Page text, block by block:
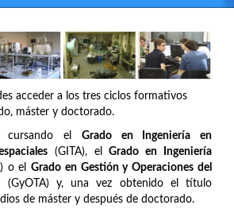
acceder a los tres ciclos formativos
máster y doctorado.
cursando el Grado en Ingeniería en
(GITA), elGrado en Ingeniería
o elGrado en Gestión y Operaciones del
(GyOTA) y, una vez obtenido el título
de máster y después de doctorado.